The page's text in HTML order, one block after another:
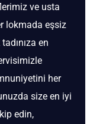
ve usta
lokmada eşsiz
en
her
size en iyi
edin,